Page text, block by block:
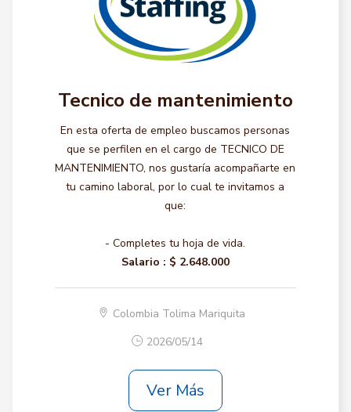
Tecnico de mantenimiento
En esta oferta de empleo buscamos personas
que se perfilen en el cargo de TECNICO DE
MANTENIMIENTO, nos gustaría acompañarte en
tu camino laboral, por lo cual te invitamos a
que:
- Completes tu hoja de vida.
Salario : $ 2.648.000
Colombia Tolima Mariquita
2026/05/14
Ver Más